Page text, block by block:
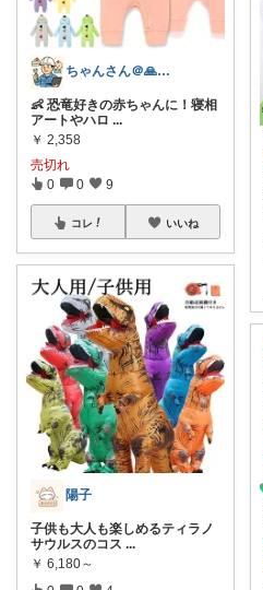
ちゃんさん＠🙏kansya👶1👶0
👶 恐竜好きの赤ちゃんに！寝相
アートやハロ ...
￥ 2,358
売切れ
0 0 9
コレ いいね
陽子
子供も大人も楽しめるティラノ
サウルスのコス ...
￥ 6,180～